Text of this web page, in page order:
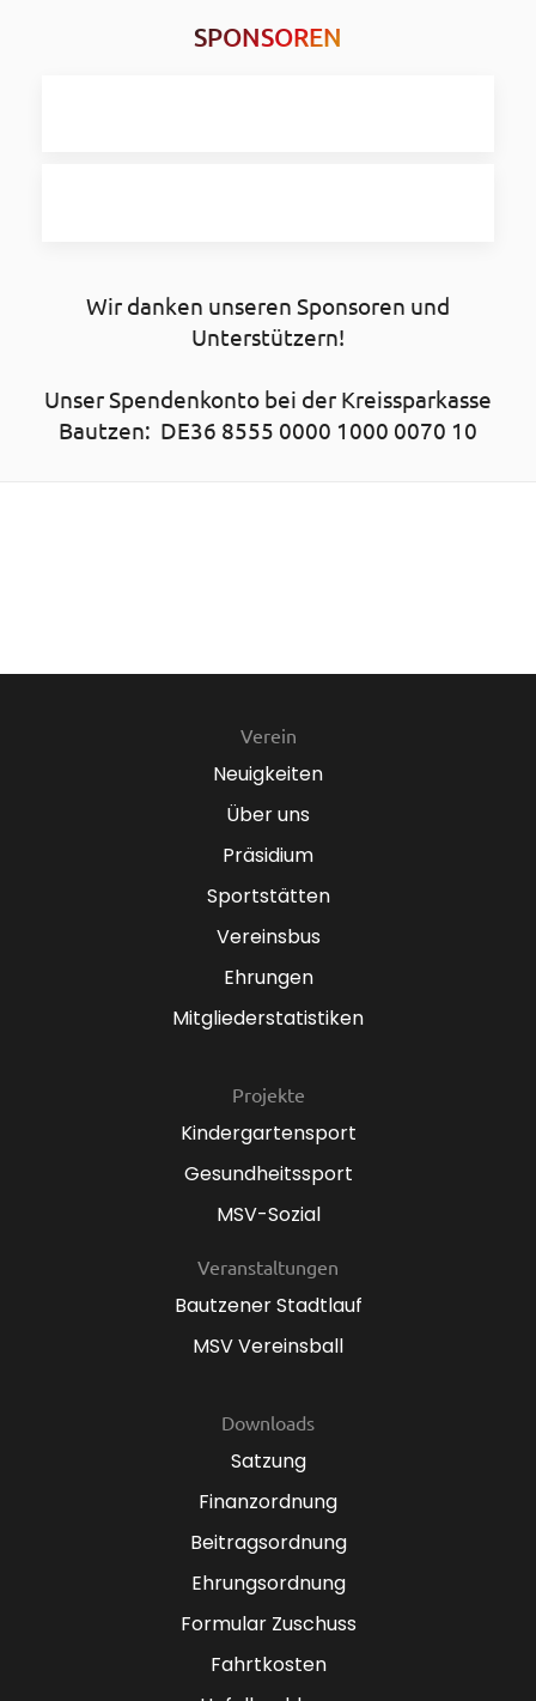
SPONSOREN
Wir danken unseren Sponsoren und
Unterstützern!
Unser Spendenkonto bei der Kreissparkasse
Bautzen: DE36 8555 0000 1000 0070 10
Verein
Neuigkeiten
Über uns
Präsidium
Sportstätten
Vereinsbus
Ehrungen
Mitgliederstatistiken
Projekte
Kindergartensport
Gesundheitssport
MSV-Sozial
Veranstaltungen
Bautzener Stadtlauf
MSV Vereinsball
Downloads
Satzung
Finanzordnung
Beitragsordnung
Ehrungsordnung
Formular Zuschuss
Fahrtkosten